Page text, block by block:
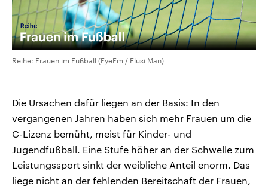
Reihe: Frauen im Fußball (EyeEm / Flusi Man)
Die Ursachen dafür liegen an der Basis: In den
vergangenen Jahren haben sich mehr Frauen um die
C-Lizenz bemüht, meist für Kinder- und
Jugendfußball. Eine Stufe höher an der Schwelle zum
Leistungssport sinkt der weibliche Anteil enorm. Das
liege nicht an der fehlenden Bereitschaft der Frauen,